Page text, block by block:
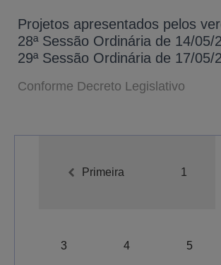
Projetos apresentados pelos
28ª Sessão Ordinária de 14/05/
29ª Sessão Ordinária de 17/05/
Conforme Decreto Legislativo
Primeira 1
3 4 5